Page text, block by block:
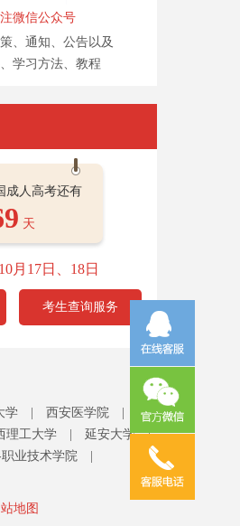
微信公众号
、通知、公告以及
学习方法、教程
成人高考还有
天
月17日、18日
考生查询服务
学 西安医学院
理工大学 延安大学
|
业技术学院
地图